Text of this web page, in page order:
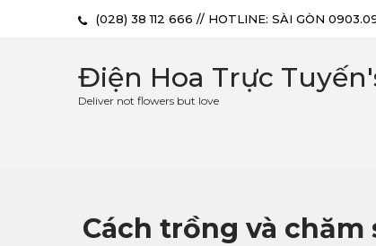
(028) 38 112 666 // HOTLINE: SÀI GÒN
Điện Hoa Trực
Deliver not flowers but love
Cách trồng và chăm